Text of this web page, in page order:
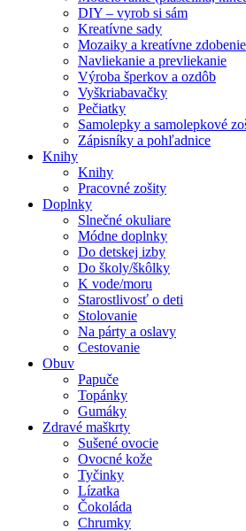
DIY – vyrob si sám
Kreatívne sady
Mozaiky a kreatívne zdobenie
Navliekanie a prevliekanie
Výroba šperkov a ozdôb
Vyškriabavačky
Pečiatky
Samolepky a samolepkové
Zápisníky a pohľadnice
Knihy
Knihy
Pracovné zošity
Doplnky
Slnečné okuliare
Módne doplnky
Do detskej izby
Do školy/škôlky
K vode/moru
Starostlivosť o deti
Stolovanie
Na párty a oslavy
Cestovanie
Obuv
Papuče
Topánky
Gumáky
Zdravé maškrty
Sušené ovocie
Ovocné kože
Tyčinky
Lízatka
Čokoláda
Chrumky